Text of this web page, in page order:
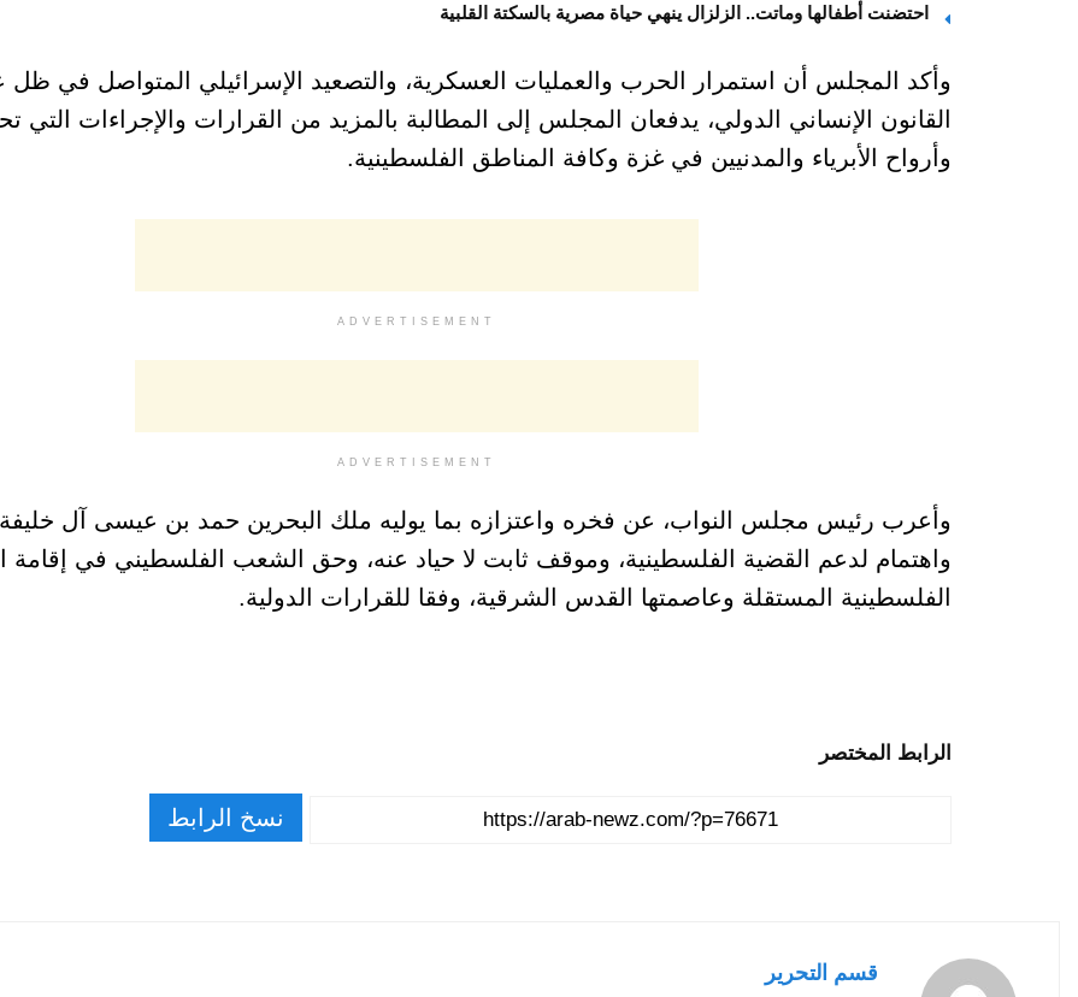
احتضنت أطفالها وماتت.. الزلزال ينهي حياة مصرية بالسكتة القلبية
وأكد المجلس أن استمرار الحرب والعمليات العسكرية، والتصعيد الإسرائيلي المتواصل في ظل
القانون الإنساني الدولي، يدفعان المجلس إلى المطالبة بالمزيد من القرارات والإجراءات التي
وأرواح الأبرياء والمدنيين في غزة وكافة المناطق الفلسطينية.
ADVERTISEMENT
ADVERTISEMENT
وأعرب رئيس مجلس النواب، عن فخره واعتزازه بما يوليه ملك البحرين حمد بن عيسى آل
واهتمام لدعم القضية الفلسطينية، وموقف ثابت لا حياد عنه، وحق الشعب الفلسطيني في إقامة
الفلسطينية المستقلة وعاصمتها القدس الشرقية، وفقا للقرارات الدولية.
الرابط المختصر
نسخ الرابط
قسم التحرير